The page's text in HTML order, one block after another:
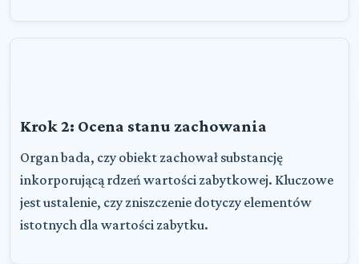
Krok 2: Ocena stanu zachowania
Organ bada, czy obiekt zachował substancję
inkorporującą rdzeń wartości zabytkowej. Kluczowe
jest ustalenie, czy zniszczenie dotyczy elementów
istotnych dla wartości zabytku.